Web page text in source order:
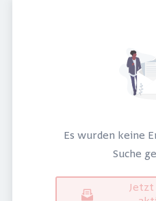
Es wurden keine
Suche
Jetzt